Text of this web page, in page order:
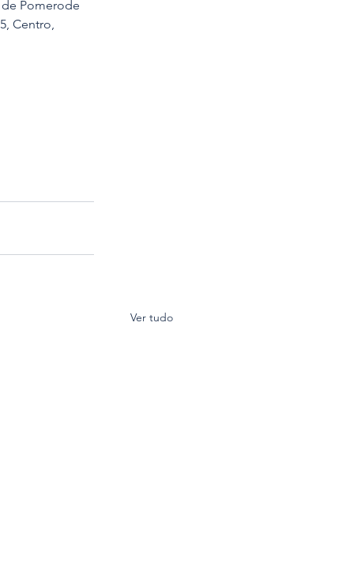
Pomerode
Centro,
Ver tudo